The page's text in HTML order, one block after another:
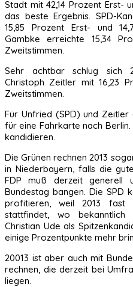
Stadt mit 42,14 Prozent Erst-
das beste Ergebnis. SPD-
15,85 Prozent Erst- und
Gambke erreichte 15,34
Zweitstimmen.
Sehr achtbar schlug sich
Christoph Zeitler mit 16,23
Zweitstimmen.
Für Unfried (SPD) und
für eine Fahrkarte nach
kandidieren.
Die Grünen rechnen 2013
in Niederbayern, falls die
FDP muß derzeit generell
Bundestag bangen. Die SPD
profitieren, weil 2013 fast
stattfindet, wo bekanntlich
Christian Ude als
einige Prozentpunkte mehr
20013 ist aber auch mit
rechnen, die derzeit bei
liegen.